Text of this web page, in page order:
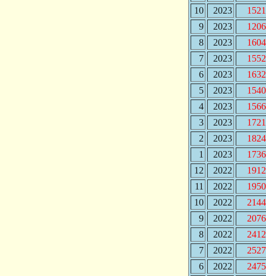
10
2023
9
2023
8
2023
7
2023
6
2023
5
2023
4
2023
3
2023
2
2023
1
2023
12
2022
11
2022
10
2022
9
2022
8
2022
7
2022
6
2022